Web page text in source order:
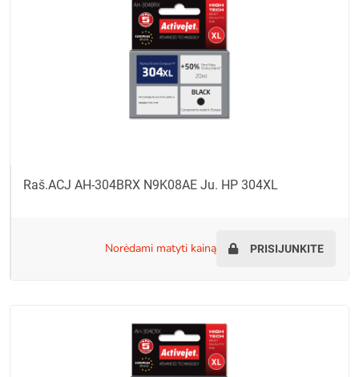
Raš.ACJ AH-304BRX N9K08AE Ju. HP 304XL
norėdami matyti kainą PRISIJUNKITE